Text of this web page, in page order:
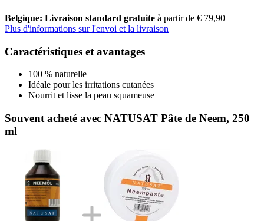
Belgique: Livraison standard gratuite à partir de € 79,90
Plus d'informations sur l'envoi et la livraison
Caractéristiques et avantages
100 % naturelle
Idéale pour les irritations cutanées
Nourrit et lisse la peau squameuse
Souvent acheté avec NATUSAT Pâte de Neem, 250
ml